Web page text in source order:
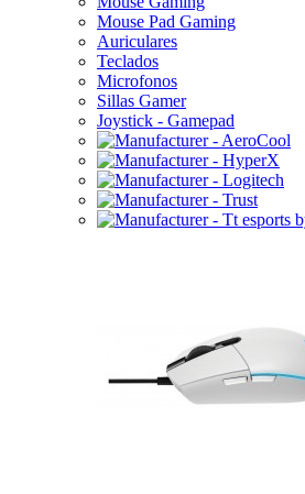
Mouse Pad Gaming
Auriculares
Teclados
Microfonos
Sillas Gamer
Joystick - Gamepad